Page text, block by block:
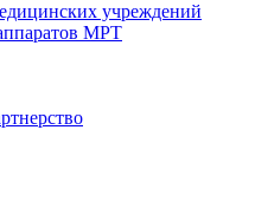
учреждений
МРТ